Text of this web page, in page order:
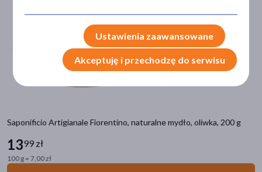
Saponificio Artigianale Fiorentino, naturalne mydło, oliwka, 200 g
1399 zł
100 g = 7,00 zł
pokaż więcej
Część ciała
(9445)
Ustawienia zaawansowane
Akceptuję i przechodzę do serwisu